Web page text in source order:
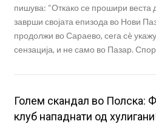
пишува: “Откако се прошири веста
заврши својата епизода во Нови
продолжи во Сараево, сега сè
сензација, и не само во Пазар.
Голем скандал во Полска:
клуб нападнати од